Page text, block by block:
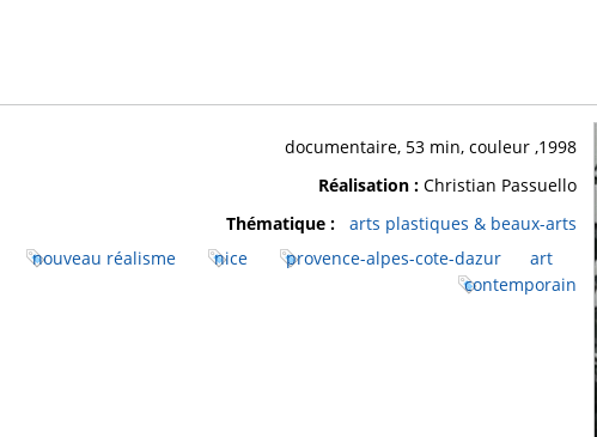
1998, documentaire, 53 min, couleur
Réalisation : Christian Passuello
Thématique :
arts plastiques & beaux-arts
nouveau réalisme nice provence-alpes-cote-dazur
art
contemporain